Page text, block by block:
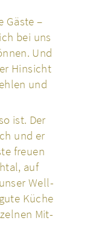
Gäste –
bei uns
Und
Hin­sicht
und
ist. Der
und er
freuen
auf
Well­
Küche
Mit­